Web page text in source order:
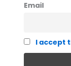
Email
I accept